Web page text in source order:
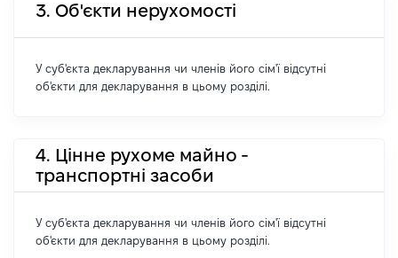
3. Об'єкти нерухомості
У суб'єкта декларування чи членів його сім'ї відсутні
об'єкти для декларування в цьому розділі.
4. Цінне рухоме майно -
транспортні засоби
У суб'єкта декларування чи членів його сім'ї відсутні
об'єкти для декларування в цьому розділі.